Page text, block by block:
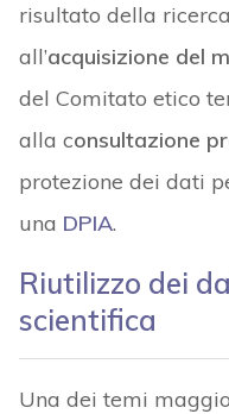
risultato della
all’acquisizione del
del Comitato etico
alla consultazione
protezione dei dati
una DPIA.
Riutilizzo dei
scientifica
Una dei temi